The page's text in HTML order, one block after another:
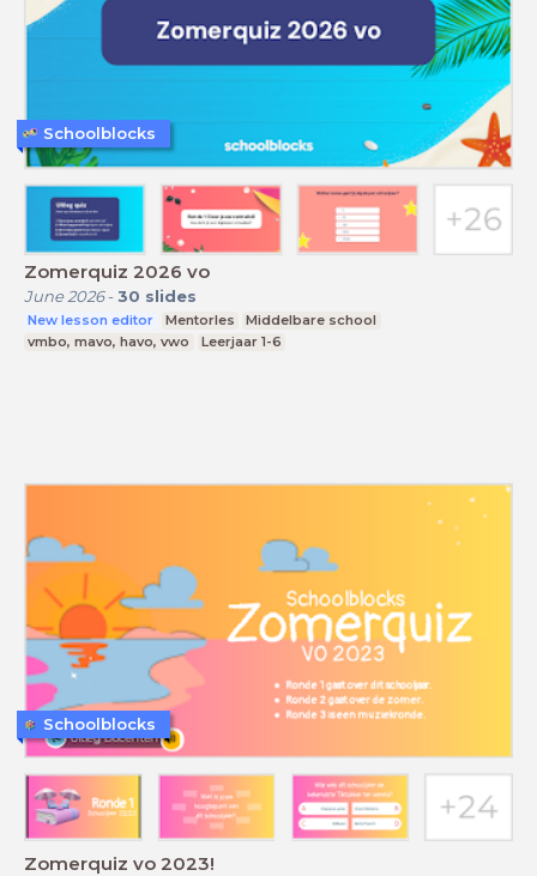
Zomerquiz 2026 vo
June 2026- 30 slides
New lesson editor Mentorles
Middelbare school
vmbo, mavo, havo, vwo
Leerjaar 1-6
Schoolblocks
Zomerquiz vo 2023!
Schoolblocks